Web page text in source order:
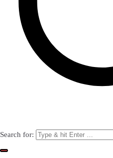
Search for: